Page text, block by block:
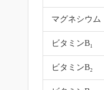
マグネシウム
ビタミンB₁
ビタミンB₂